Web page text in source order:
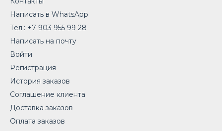
Написать в WhatsApp
Тел.: +7 903 955 99 28
Написать на почту
Войти
Регистрация
История заказов
Соглашение клиента
Доставка заказов
Оплата заказов